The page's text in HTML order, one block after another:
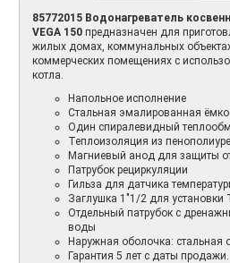
85772015 Водонагреватель
VEGA 150 предназначен для
жилых домах, коммунальных
коммерческих помещениях с
котла.
Напольное исполнение
Стальная эмалированная
Один спиралевидный
Теплоизоляция из
Магниевый анод для защиты
Патрубок рециркуляции
Гильза для датчика
Заглушка 1"1/2 для установки
Отдельный патрубок с
воды
Наружная оболочка: стальная
Гарантия 5 лет с даты продажи.